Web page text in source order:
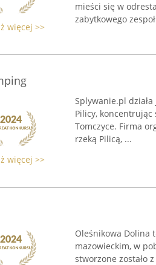
więcej >>
mieści się w
zabytkowego
więcej >>
Splywanie.pl
Pilicy, koncentrując
Tomczyce. Firma
rzeką Pilicą, ...
Oleśnikowa Dolina
mazowieckim, w
stworzone zostało